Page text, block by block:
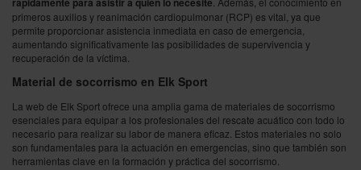
primeros auxilios y reanimación cardiopulmonar (RCP) es vital, ya que
permite proporcionar asistencia inmediata en caso de emergencia,
aumentando significativamente las posibilidades de supervivencia y
recuperación de la víctima.
Material de socorrismo en Elk Sport
La web de Elk Sport ofrece una amplia gama de materiales de socorrismo
esenciales para equipar a los profesionales del rescate acuático con todo lo
necesario para realizar su labor de manera eficaz. Estos materiales no solo
son fundamentales para la actuación en emergencias, sino que también son
herramientas clave en la formación y práctica del socorrismo.